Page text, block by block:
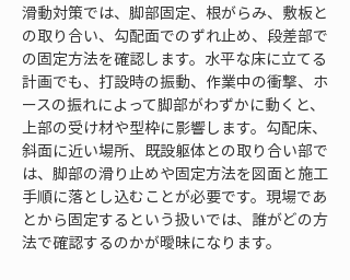
滑動対策では、脚部固定、根がらみ、敷板と
の取り合い、勾配面でのずれ止め、段差部で
の固定方法を確認します。水平な床に立てる
計画でも、打設時の振動、作業中の衝撃、ホ
ースの振れによって脚部がわずかに動くと、
上部の受け材や型枠に影響します。勾配床、
斜面に近い場所、既設躯体との取り合い部で
は、脚部の滑り止めや固定方法を図面と施工
手順に落とし込むことが必要です。現場であ
とから固定するという扱いでは、誰がどの方
法で確認するのかが曖昧になります。